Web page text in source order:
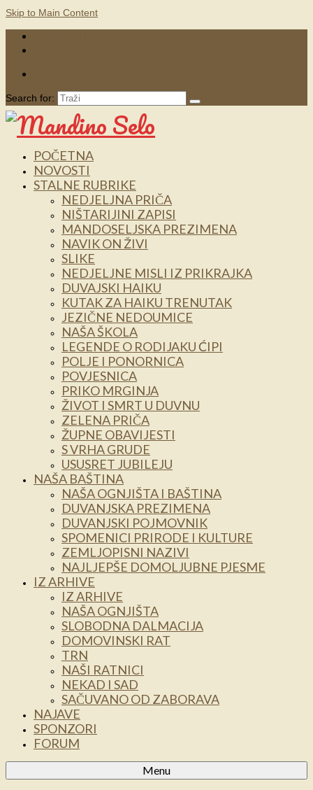
Skip to Main Content
Search for:
POČETNA
NOVOSTI
STALNE RUBRIKE
NEDJELJNA PRIČA
NIŠTARIJINI ZAPISI
MANDOSELJSKA PREZIMENA
NAVIK ON ŽIVI
SLIKE
NEDJELJNE MISLI IZ PRIKRAJKA
DUVAJSKI HAIKU
KUTAK ZA HAIKU TRENUTAK
JEZIČNE NEDOUMICE
NAŠA ŠKOLA
LEGENDE O RODIJAKU ĆIPI
POLJE I PONORNICA
POVJESNICA
PRIKO MRGINJA
ŽIVOT I SMRT U DUVNU
ZELENA PRIČA
ŽUPNE OBAVIJESTI
S VRHA GRUDE
USUSRET JUBILEJU
NAŠA BAŠTINA
NAŠA OGNJIŠTA I BAŠTINA
DUVANJSKA PREZIMENA
DUVANJSKI POJMOVNIK
SPOMENICI PRIRODE I KULTURE
ZEMLJOPISNI NAZIVI
NAJLJEPŠE DOMOLJUBNE PJESME
IZ ARHIVE
IZ ARHIVE
NAŠA OGNJIŠTA
SLOBODNA DALMACIJA
DOMOVINSKI RAT
TRN
NAŠI RATNICI
NEKAD I SAD
SAČUVANO OD ZABORAVA
NAJAVE
SPONZORI
FORUM
Menu